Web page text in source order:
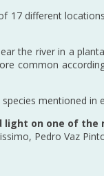
17 different
the river in a
common
mentioned
on one of
Pedro Vaz